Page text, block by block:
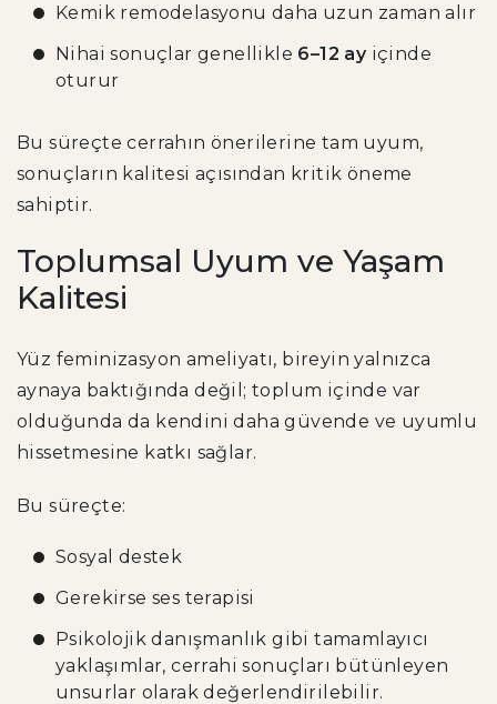
Kemik remodelasyonu daha uzun zaman alır
Nihai sonuçlar genellikle 6–12 ayiçinde
oturur
Bu süreçte cerrahın önerilerine tam uyum,
sonuçların kalitesi açısından kritik öneme
sahiptir.
Toplumsal Uyum ve Yaşam
Kalitesi
Yüz feminizasyon ameliyatı, bireyin yalnızca
aynaya baktığında değil; toplum içinde var
olduğunda da kendini daha güvende ve uyumlu
hissetmesine katkı sağlar.
Bu süreçte:
Sosyal destek
Gerekirse ses terapisi
Psikolojik danışmanlık gibi tamamlayıcı
yaklaşımlar, cerrahi sonuçları bütünleyen
unsurlar olarak değerlendirilebilir.